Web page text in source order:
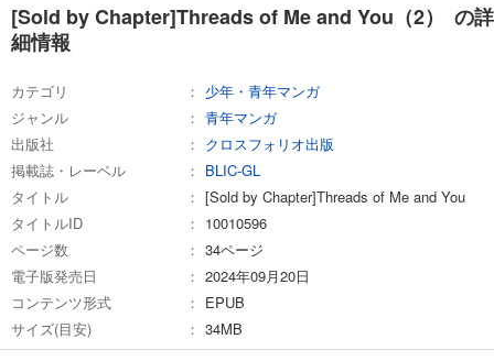
[Sold by Chapter]Threads of Me and You（2） の詳
細情報
カテゴリ
少年・青年マンガ
ジャンル
青年マンガ
出版社
クロスフォリオ出版
掲載誌・レーベル
BLIC-GL
タイトル
[Sold by Chapter]Threads of Me and You
タイトルID
10010596
ページ数
34ページ
電子版発売日
2024年09月20日
コンテンツ形式
EPUB
サイズ(目安)
34MB